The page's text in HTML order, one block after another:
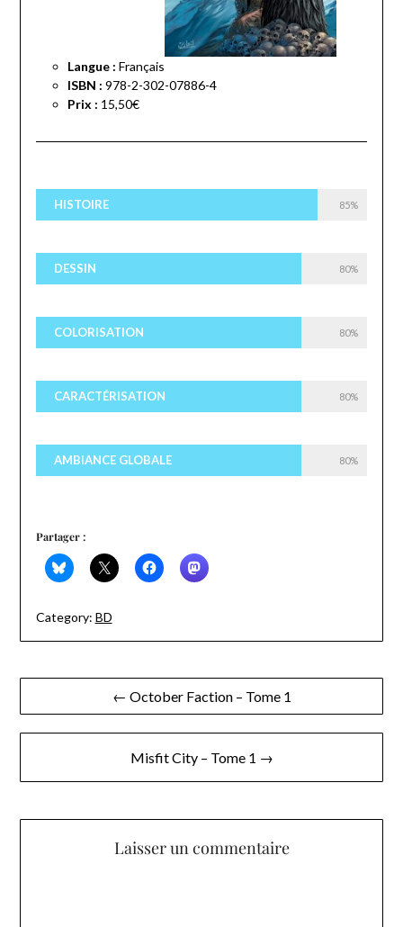
Langue : Français
ISBN : 978-2-302-07886-4
Prix : 15,50€
HISTOIRE 85%
DESSIN 80%
COLORISATION 80%
CARACTÉRISATION 80%
AMBIANCE GLOBALE 80%
Partager :
Category: BD
Navigation
de
← October Faction – Tome 1
Misfit City – Tome 1 →
Laisser un commentaire